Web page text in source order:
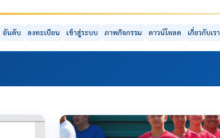
อันดับ ลงทะเบียน เข้าสู่ระบบ ภาพกิจกรรม ดาวน์โหลด เกี่ยวกับเรา